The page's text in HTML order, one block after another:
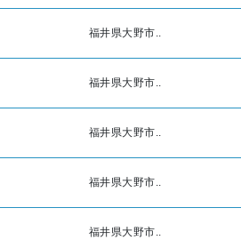
福井県大野市..
福井県大野市..
福井県大野市..
福井県大野市..
福井県大野市..